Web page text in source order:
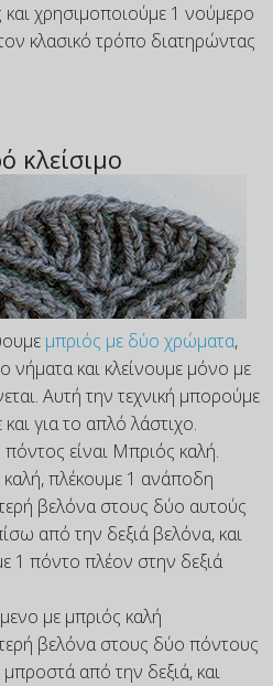
και χρησιμοποιούμε 1 νούμερο
κλασικό τρόπο διατηρώντας
κλείσιμο
μπριός με δύο χρώματα,
και κλείνουμε μόνο με
Αυτή την τεχνική μπορούμε
για το απλό λάστιχο.
είναι Μπριός καλή.
πλέκουμε 1 ανάποδη
βελόνα στους δύο αυτούς
από την δεξιά βελόνα, και
1 πόντο πλέον στην δεξιά
με μπριός καλή
βελόνα στους δύο πόντους
από την δεξιά, και